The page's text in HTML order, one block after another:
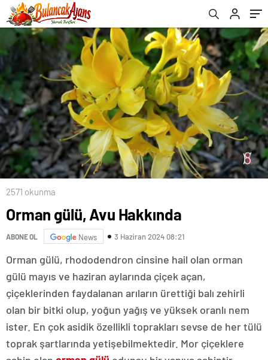
2571 okunma
Orman gülü, Avu Hakkında
ABONE OL News 3 Haziran 2024 08:21
Orman gülü, rhododendron cinsine hail olan orman
gülü mayıs ve haziran aylarında çiçek açan,
çiçeklerinden faydalanan arıların ürettiği balı zehirli
olan bir bitki olup, yoğun yağış ve yüksek oranlı nem
ister. En çok asidik özellikli toprakları sevse de her tülü
toprak şartlarında yetişebilmektedir. Mor çiçeklere